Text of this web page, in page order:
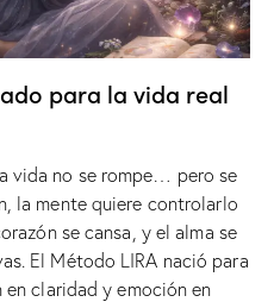
para la vida real
vida no se rompe… pero se
la mente quiere controlarlo
se cansa, y el alma se
El Método LIRA nació para
claridad y emoción en